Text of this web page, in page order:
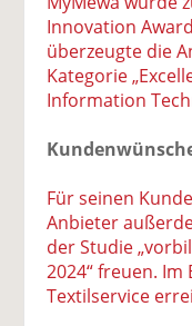
Innovation
überzeugte die
Kategorie
Information
Für seinen
Anbieter
der Studie
2024“ freuen. Im
Textilservice